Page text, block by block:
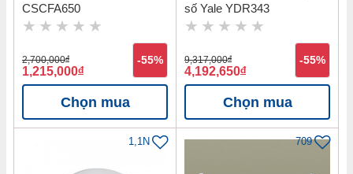
CSCFA650
2,700,000đ
1,215,000đ
-55%
Chọn mua
số Yale YDR343
9,317,000đ
4,192,650đ
-55%
Chọn mua
1,1N 709